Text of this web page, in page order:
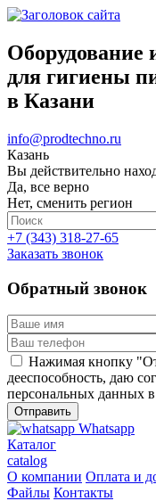
Оборудование
для гигиены
в Казани
info@prodtechno.ru
Казань
Вы действительно
Да, все верно
Нет, сменить регион
+7 (343) 318-27-65
Заказать звонок
Обратный звонок
Нажимая кнопку
дееспособность, даю
персональных данных в
Whatsapp
Каталог
catalog
О компании Оплата и
Файлы Контакты